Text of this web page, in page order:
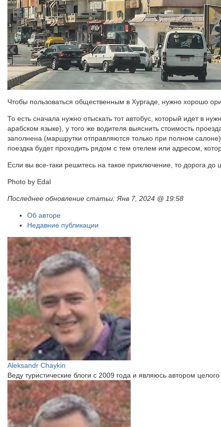
Чтобы пользоваться общественным в Хургаде, нужно хорошо
То есть сначала нужно отыскать тот автобус, который идет в
арабском языке), у того же водителя выяснить стоимость
заполнена (маршрутки отправляются только при полном
поездка будет проходить рядом с тем отелем или адресом,
Если вы все-таки решитесь на такое приключение, то дорога до
Photo by Edal
Последнее обновление статьи:Янв 7, 2024 @ 19:58
Об авторе
Недавние публикации
Aleksandr Chaykin
Веду туристические блоги с 2009 года и являюсь автором